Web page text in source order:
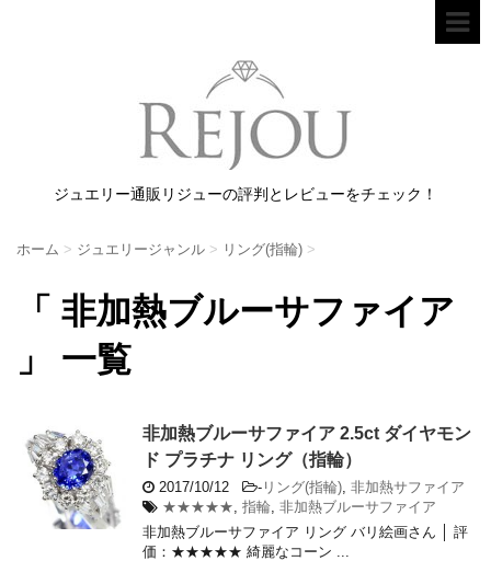
ジュエリー通販リジューの評判とレビューをチェック！
ホーム > ジュエリージャンル > リング(指輪) >
「 非加熱ブルーサファイア
」 一覧
非加熱ブルーサファイア 2.5ct ダイヤモン
ド プラチナ リング（指輪）
2017/10/12 - リング(指輪) 非加熱サファイア
★★★★★ 指輪 非加熱ブルーサファイア
非加熱ブルーサファイア リング バリ絵画さん │ 評
価：★★★★★ 綺麗なコーン ...